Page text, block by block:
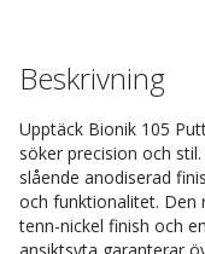
Beskrivning
Upptäck Bionik 105
söker precision och
slående anodiserad
och funktionalitet. Den
tenn-nickel finish och